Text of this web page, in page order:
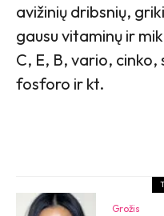
avižinių dribsnių,
gausu vitaminų ir
C, E, B, vario,
fosforo ir kt.
Grožis